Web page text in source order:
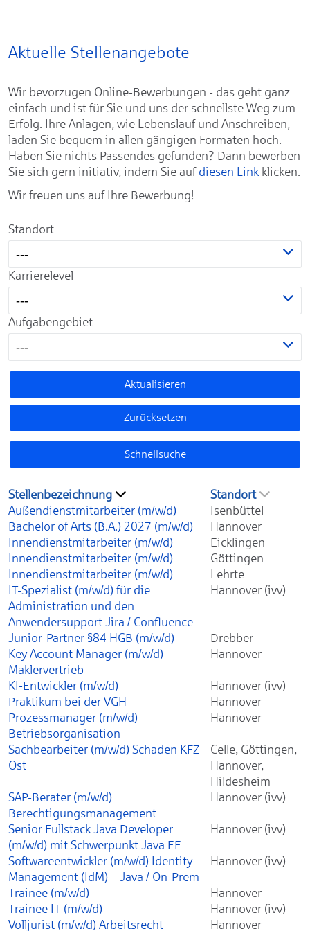
Aktuelle Stellenangebote
Wir bevorzugen Online-Bewerbungen - das geht ganz
einfach und ist für Sie und uns der schnellste Weg zum
Erfolg. Ihre Anlagen, wie Lebenslauf und Anschreiben,
laden Sie bequem in allen gängigen Formaten hoch.
Haben Sie nichts Passendes gefunden? Dann bewerben
Sie sich gern initiativ, indem Sie auf diesen Linkklicken.
Wir freuen uns auf Ihre Bewerbung!
Standort
---
Karrierelevel
---
Aufgabengebiet
---
Aktualisieren
Zurücksetzen
Schnellsuche
Stellenbezeichnung
Standort
Außendienstmitarbeiter (m/w/d)
Isenbüttel
Bachelor of Arts (B.A.) 2027 (m/w/d)
Hannover
Innendienstmitarbeiter (m/w/d)
Eicklingen
Innendienstmitarbeiter (m/w/d)
Göttingen
Innendienstmitarbeiter (m/w/d)
Lehrte
IT-Spezialist (m/w/d) für die
Administration und den
Anwendersupport Jira / Confluence
Hannover (ivv)
Junior-Partner §84 HGB (m/w/d)
Drebber
Key Account Manager (m/w/d)
Maklervertrieb
Hannover
KI-Entwickler (m/w/d)
Hannover (ivv)
Praktikum bei der VGH
Hannover
Prozessmanager (m/w/d)
Betriebsorganisation
Hannover
Sachbearbeiter (m/w/d) Schaden KFZ
Ost
Celle, Göttingen,
Hannover,
Hildesheim
SAP-Berater (m/w/d)
Berechtigungsmanagement
Hannover (ivv)
Senior Fullstack Java Developer
(m/w/d) mit Schwerpunkt Java EE
Hannover (ivv)
Softwareentwickler (m/w/d) Identity
Management (IdM) – Java / On-Prem
Hannover (ivv)
Trainee (m/w/d)
Hannover
Trainee IT (m/w/d)
Hannover (ivv)
Volljurist (m/w/d) Arbeitsrecht
Hannover